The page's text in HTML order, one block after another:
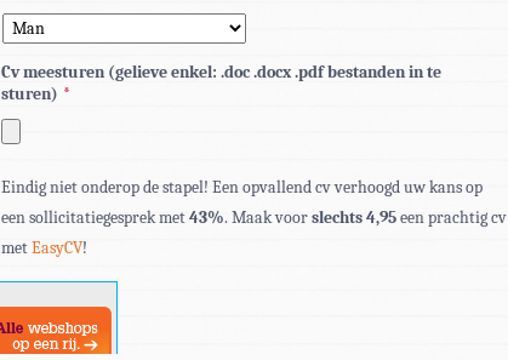
Cv meesturen (gelieve enkel: .doc .docx .pdf bestanden in te
sturen) *
pdf,
doc,
Eindig niet onderop de stapel! Een opvallend cv verhoogd uw kans op
een sollicitatiegesprek met43%. Maak voorslechts 4,95een prachtig cv
metEasyCV!